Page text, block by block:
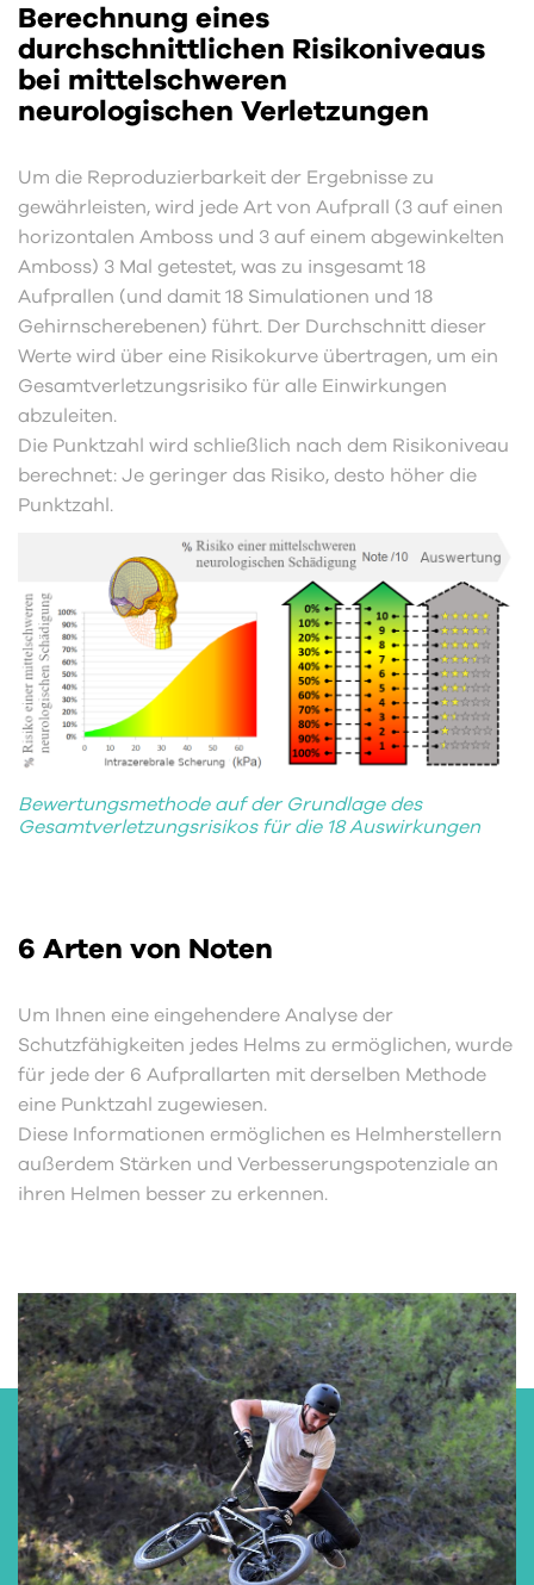
Berechnung eines
durchschnittlichen Risikoniveaus
bei mittelschweren
neurologischen Verletzungen
Um die Reproduzierbarkeit der Ergebnisse zu
gewährleisten, wird jede Art von Aufprall (3 auf einen
horizontalen Amboss und 3 auf einem abgewinkelten
Amboss) 3 Mal getestet, was zu insgesamt 18
Aufprallen (und damit 18 Simulationen und 18
Gehirnscherebenen) führt. Der Durchschnitt dieser
Werte wird über eine Risikokurve übertragen, um ein
Gesamtverletzungsrisiko für alle Einwirkungen
abzuleiten.
Die Punktzahl wird schließlich nach dem Risikoniveau
berechnet: Je geringer das Risiko, desto höher die
Punktzahl.
Bewertungsmethode auf der Grundlage des
Gesamtverletzungsrisikos für die 18 Auswirkungen
6 Arten von Noten
Um Ihnen eine eingehendere Analyse der
Schutzfähigkeiten jedes Helms zu ermöglichen, wurde
für jede der 6 Aufprallarten mit derselben Methode
eine Punktzahl zugewiesen.
Diese Informationen ermöglichen es Helmherstellern
außerdem Stärken und Verbesserungspotenziale an
ihren Helmen besser zu erkennen.